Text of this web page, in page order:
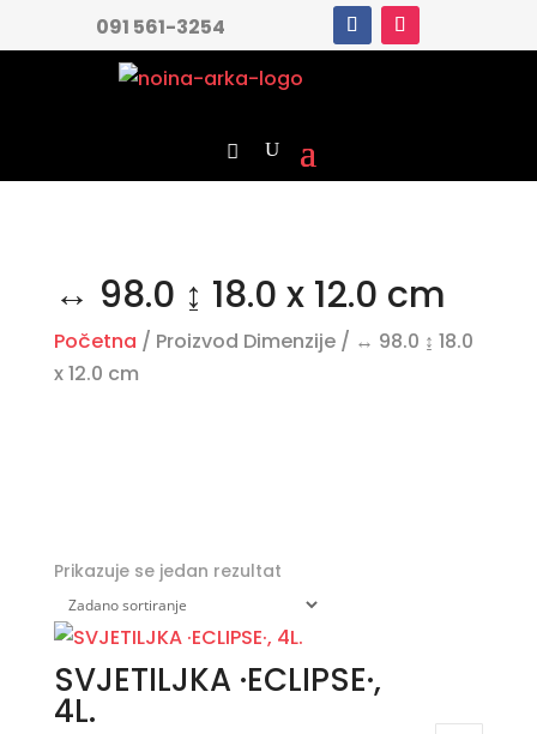
091 561-3254
↔ 98.0 ↨ 18.0 x 12.0 cm
Početna / Proizvod Dimenzije / ↔ 98.0 ↨ 18.0
x 12.0 cm
Prikazuje se jedan rezultat
SVJETILJKA ·ECLIPSE·,
4L.